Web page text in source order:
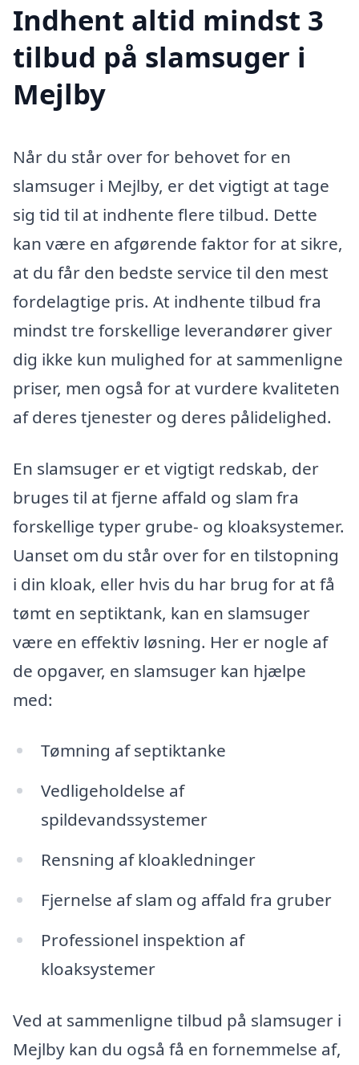
Indhent altid mindst 3
tilbud på slamsuger i
Mejlby
Når du står over for behovet for en
slamsuger i Mejlby, er det vigtigt at tage
sig tid til at indhente flere tilbud. Dette
kan være en afgørende faktor for at sikre,
at du får den bedste service til den mest
fordelagtige pris. At indhente tilbud fra
mindst tre forskellige leverandører giver
dig ikke kun mulighed for at sammenligne
priser, men også for at vurdere kvaliteten
af deres tjenester og deres pålidelighed.
En slamsuger er et vigtigt redskab, der
bruges til at fjerne affald og slam fra
forskellige typer grube- og kloaksystemer.
Uanset om du står over for en tilstopning
i din kloak, eller hvis du har brug for at få
tømt en septiktank, kan en slamsuger
være en effektiv løsning. Her er nogle af
de opgaver, en slamsuger kan hjælpe
med:
Tømning af septiktanke
Vedligeholdelse af
spildevandssystemer
Rensning af kloakledninger
Fjernelse af slam og affald fra gruber
Professionel inspektion af
kloaksystemer
Ved at sammenligne tilbud på slamsuger i
Mejlby kan du også få en fornemmelse af,